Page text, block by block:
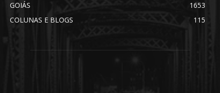
GOIÁS
1653
COLUNAS E BLOGS
115